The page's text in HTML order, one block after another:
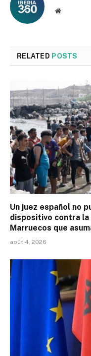
Website
RELATED POSTS
Un juez español no
dispositivo contra
Marruecos que
août 4, 2026